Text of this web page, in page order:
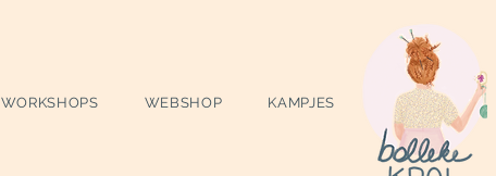
WORKSHOPS WEBSHOP KAMPJES